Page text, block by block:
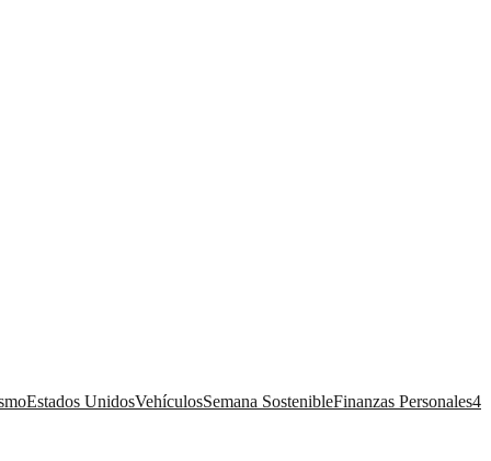
Estados UnidosVehículosSemana SostenibleFinanzas Personales4